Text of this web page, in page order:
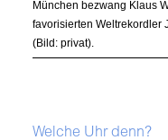
München bezwang Klaus
favorisierten Weltrekordler
(Bild: privat).
Welche Uhr denn?